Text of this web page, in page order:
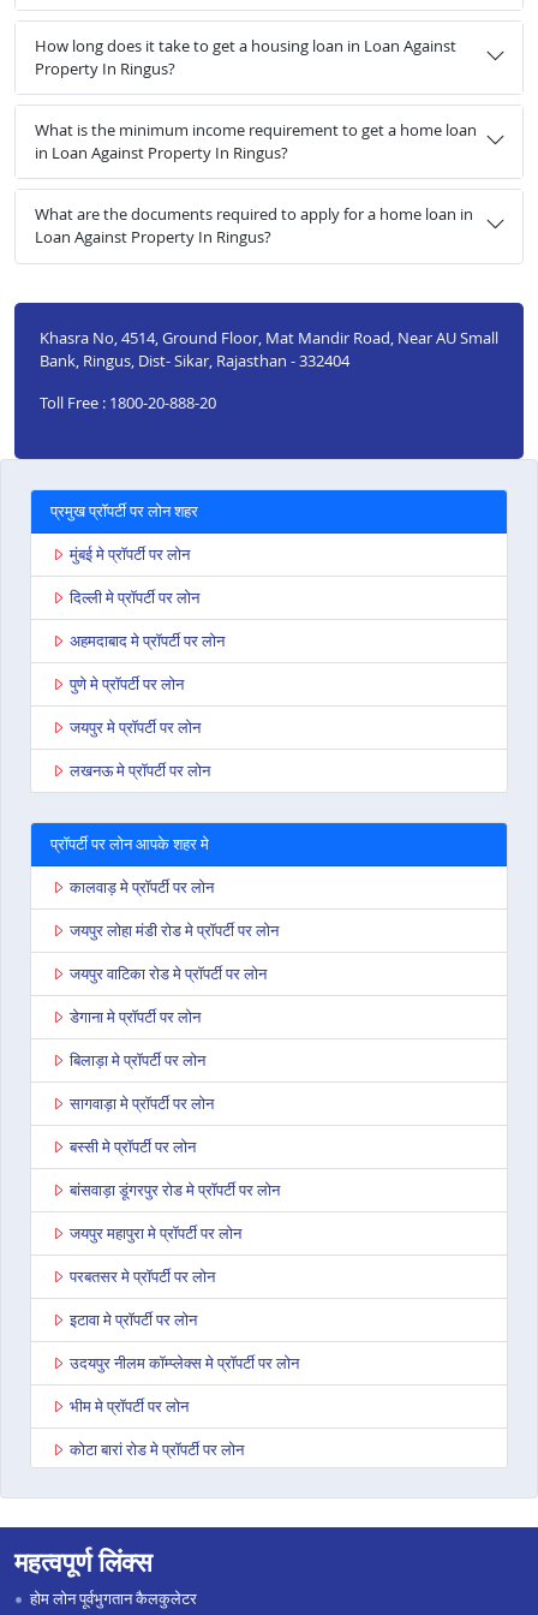
How long does it take to get a housing loan in Loan Against
Property In Ringus?
What is the minimum income requirement to get a home loan
in Loan Against Property In Ringus?
What are the documents required to apply for a home loan in
Loan Against Property In Ringus?
Khasra No, 4514, Ground Floor, Mat Mandir Road, Near AU Small
Bank, Ringus, Dist- Sikar, Rajasthan - 332404
Toll Free : 1800-20-888-20
प्रमुख प्रॉपर्टी पर लोन शहर
मुंबई मे प्रॉपर्टी पर लोन
दिल्ली मे प्रॉपर्टी पर लोन
अहमदाबाद मे प्रॉपर्टी पर लोन
पुणे मे प्रॉपर्टी पर लोन
जयपुर मे प्रॉपर्टी पर लोन
लखनऊ मे प्रॉपर्टी पर लोन
प्रॉपर्टी पर लोन आपके शहर मे
कालवाड़ मे प्रॉपर्टी पर लोन
जयपुर लोहा मंडी रोड मे प्रॉपर्टी पर लोन
जयपुर वाटिका रोड मे प्रॉपर्टी पर लोन
डेगाना मे प्रॉपर्टी पर लोन
बिलाड़ा मे प्रॉपर्टी पर लोन
सागवाड़ा मे प्रॉपर्टी पर लोन
बस्सी मे प्रॉपर्टी पर लोन
बांसवाड़ा डूंगरपुर रोड मे प्रॉपर्टी पर लोन
जयपुर महापुरा मे प्रॉपर्टी पर लोन
परबतसर मे प्रॉपर्टी पर लोन
इटावा मे प्रॉपर्टी पर लोन
उदयपुर नीलम कॉम्प्लेक्स मे प्रॉपर्टी पर लोन
भीम मे प्रॉपर्टी पर लोन
कोटा बारां रोड मे प्रॉपर्टी पर लोन
जोधपुर पाओटा मे प्रॉपर्टी पर लोन
महत्वपूर्ण लिंक्स
होम लोन पूर्वभुगतान कैलकुलेटर